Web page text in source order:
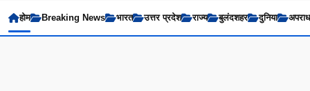
होम Breaking News भारत उत्तर प्रदेश राज्य बुलंदशहर दुनिया अपराध